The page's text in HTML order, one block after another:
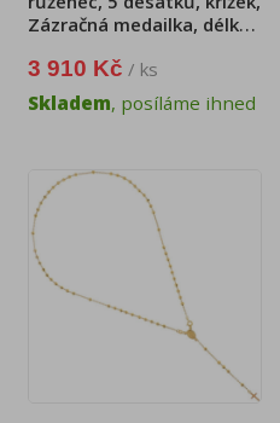
Zázračná medailka, délka
3 910 Kč / ks
Skladem, posíláme ihned